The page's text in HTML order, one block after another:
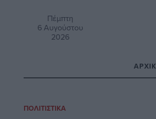
Πέμπτη
6 Αυγούστου
2026
ΠΟΛΙΤΙΣΤΙΚΆ